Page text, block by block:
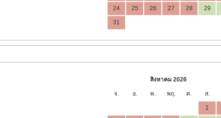
24 25 26 27 28 29
31
สิงหาคม 2026
จ. อ. พ. พฤ. ศ. ส.
1